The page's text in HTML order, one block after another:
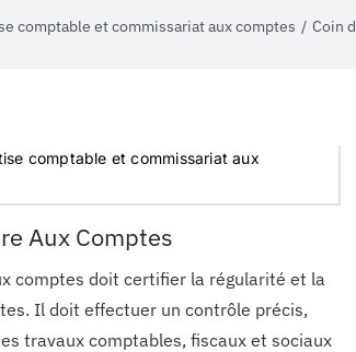
comptable et commissariat aux comptes Coin
comptable et commissariat aux
Aux Comptes
comptes doit certifier la régularité et la
Il doit effectuer un contrôle précis,
travaux comptables, fiscaux et sociaux